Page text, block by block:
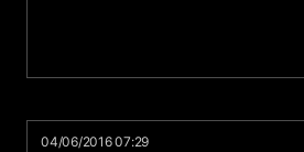
04/06/2016 07:29